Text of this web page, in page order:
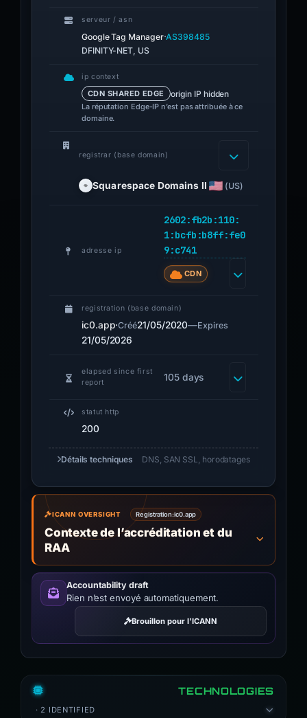
serveur / asn
Google Tag Manager·AS398485
DFINITY-NET, US
ip context
CDN SHARED EDGE origin IP hidden
La réputation Edge-IP n’est pas attribuée à ce
domaine.
registrar (base domain)
Squarespace Domains II (US)
adresse ip
2602:fb2b:110:
1:bcfb:b8ff:fe0
9:c741
CDN
registration (base domain)
ic0.app·Créé21/05/2020—Expires
21/05/2026
elapsed since first
report
105 days
statut http
200
Détails techniques DNS, SAN SSL, horodatages
ICANN OVERSIGHT Registration:ic0.app
Contexte de l’accréditation et du
RAA
Accountability draft
Rien n’est envoyé automatiquement.
Brouillon pour l’ICANN
TECHNOLOGIES
· 2 IDENTIFIED